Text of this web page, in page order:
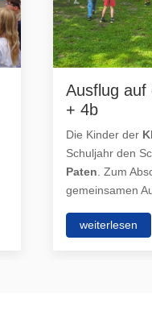
Ausflug auf
+ 4b
Die Kinder der
Schuljahr den
Paten. Zum
gemeinsamen
weiterlesen